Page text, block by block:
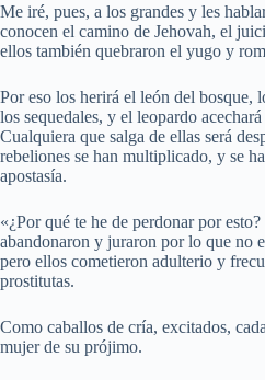
Me iré, pues, a los grandes y les
conocen el camino de Jehovah, el
ellos también quebraron el yugo y
Por eso los herirá el león del bosque,
los sequedales, y el leopardo
Cualquiera que salga de ellas será
rebeliones se han multiplicado, y se
apostasía.
«¿Por qué te he de perdonar por
abandonaron y juraron por lo que no
pero ellos cometieron adulterio y
prostitutas.
Como caballos de cría, excitados,
mujer de su prójimo.